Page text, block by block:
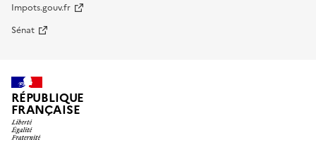
Impots.gouv.fr
Sénat
RÉPUBLIQUE
FRANÇAISE